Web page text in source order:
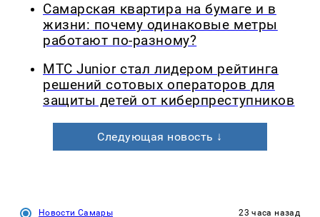
Самарская квартира на бумаге и в
жизни: почему одинаковые метры
работают по-разному?
МТС Junior стал лидером рейтинга
решений сотовых операторов для
защиты детей от киберпреступников
Следующая новость ↓
Новости Самары 23 часа назад